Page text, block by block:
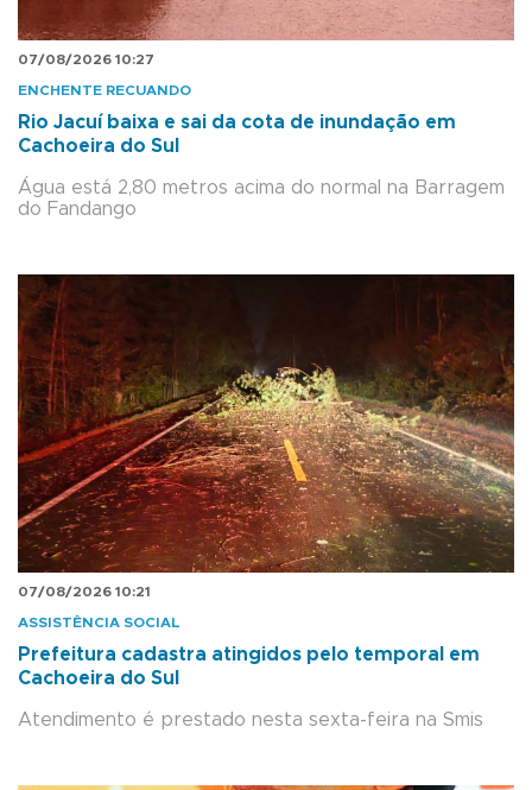
07/08/2026 10:27
ENCHENTE RECUANDO
Rio Jacuí baixa e sai da cota de inundação em
Cachoeira do Sul
Água está 2,80 metros acima do normal na Barragem
do Fandango
07/08/2026 10:21
ASSISTÊNCIA SOCIAL
Prefeitura cadastra atingidos pelo temporal em
Cachoeira do Sul
Atendimento é prestado nesta sexta-feira na Smis